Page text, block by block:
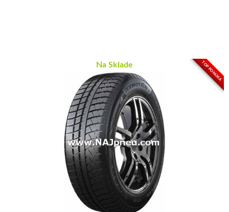
TOP PONUKA
Na Sklade